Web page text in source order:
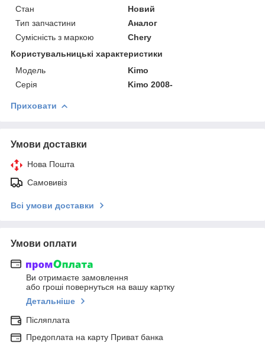
Стан
Новий
Тип запчастини
Аналог
Сумісність з маркою
Chery
Користувальницькі характеристики
Модель
Kimo
Серія
Kimo 2008-
Приховати
Умови доставки
Нова Пошта
Самовивіз
Всі умови доставки
Умови оплати
Ви отримаєте замовлення
або гроші повернуться на вашу картку
Детальніше
Післяплата
Предоплата на карту Приват банка